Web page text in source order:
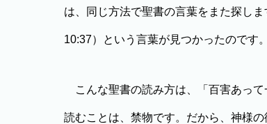
は、同じ方法で聖書の言葉をまた探し
10:37）という言葉が見つかったのです。
こんな聖書の読み方は、「百害あって
読むことは、禁物です。だから、神様